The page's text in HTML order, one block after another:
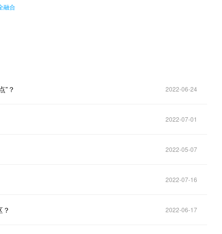
融合
”？ 2022-06-24
2022-07-01
2022-05-07
2022-07-16
2022-06-17